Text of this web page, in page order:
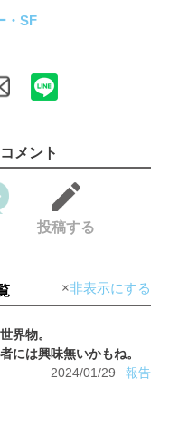
・SF
コメント
投稿する
非表示にする
界物。
2024/01/29
報告